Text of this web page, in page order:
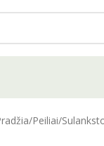
/Peiliai/